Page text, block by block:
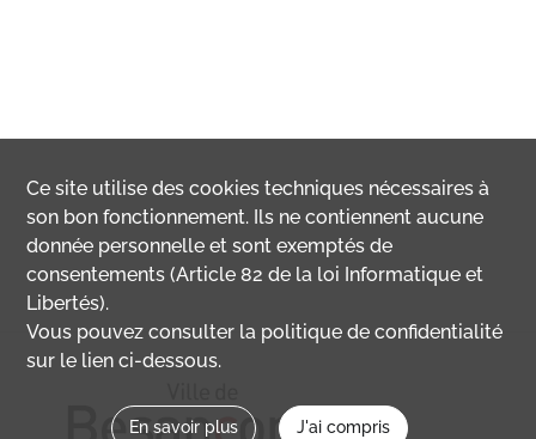
Ce site utilise descookies techniques nécessaires à
son bon fonctionnement. Ils ne contiennent aucune
donnée personnelle et sont exemptés de
consentements (Article 82 de la loi Informatique et
Libertés).
Vous pouvez consulter la politique de confidentialité
sur le lien ci-dessous.
En savoir plus J'ai compris